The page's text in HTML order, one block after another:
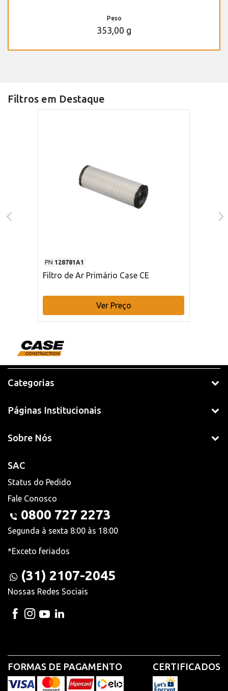
Peso
353,00 g
Filtros em Destaque
PN 128781A1
Filtro de Ar Primário Case CE
Ver Preço
Categorias
Páginas Institucionais
Sobre Nós
SAC
Status do Pedido
Fale Conosco
0800 727 2273
Segunda à sexta 8:00 às 18:00
*Exceto feriados
(31) 2107-2045
Nossas Redes Sociais
FORMAS DE PAGAMENTO CERTIFICADOS